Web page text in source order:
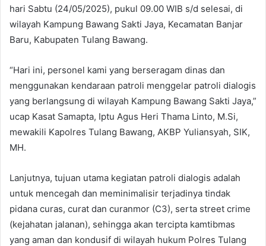
hari Sabtu (24/05/2025), pukul 09.00 WIB s/d selesai, di
wilayah Kampung Bawang Sakti Jaya, Kecamatan Banjar
Baru, Kabupaten Tulang Bawang.
“Hari ini, personel kami yang berseragam dinas dan
menggunakan kendaraan patroli menggelar patroli dialogis
yang berlangsung di wilayah Kampung Bawang Sakti Jaya,”
ucap Kasat Samapta, Iptu Agus Heri Thama Linto, M.Si,
mewakili Kapolres Tulang Bawang, AKBP Yuliansyah, SIK,
MH.
Lanjutnya, tujuan utama kegiatan patroli dialogis adalah
untuk mencegah dan meminimalisir terjadinya tindak
pidana curas, curat dan curanmor (C3), serta street crime
(kejahatan jalanan), sehingga akan tercipta kamtibmas
yang aman dan kondusif di wilayah hukum Polres Tulang